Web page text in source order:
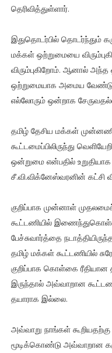
தெரிவித்துள்ளார்.
இதுதொடர்பில் தொடர்ந்தும்
மக்கள் ஒற்றுமையை
விரும்புகிறோம். ஆனால்
ஒற்றுமையாக அமைய
எல்லோரும் ஒன்றாக
தமிழ் தேசிய மக்கள்
கூட்டமைப்பிலிருந்து
ஒன்றுமை என்பதில்
சீ.வி.விக்னேஸ்வரனின் கட்சி
குறிப்பாக முன்னாள்
கூட்டணியில்
பேச்சுவார்த்தை
தமிழ் மக்கள் கூட்டணியில்
குறிப்பாக கொள்கை ரீதியான
இருந்தால் அவ்வாறான
தயாராக இல்லை.
அவ்வாறு நாங்கள்
மூடிக்கொண்டு அவ்வாறான